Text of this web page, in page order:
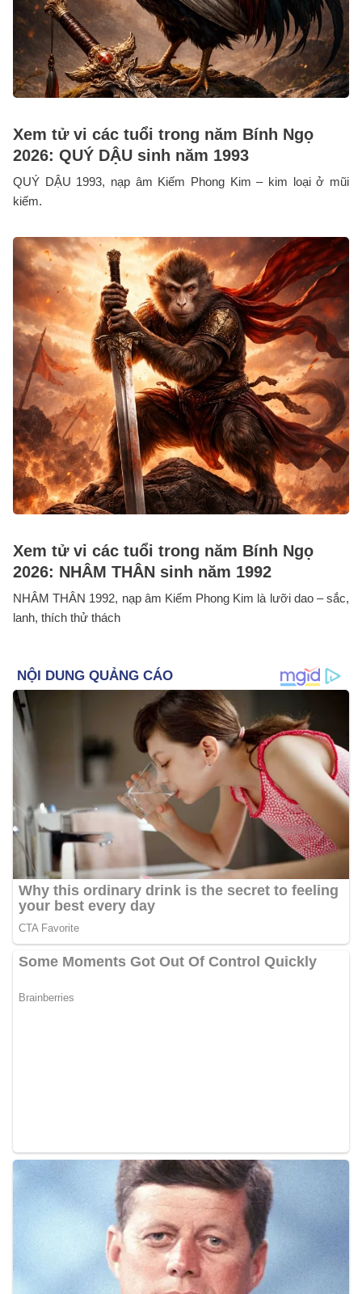
Xem tử vi các tuổi trong năm Bính Ngọ
2026: QUÝ DẬU sinh năm 1993
QUÝ DẬU 1993, nạp âm Kiếm Phong Kim – kim loại ở mũi
kiếm.
Xem tử vi các tuổi trong năm Bính Ngọ
2026: NHÂM THÂN sinh năm 1992
NHÂM THÂN 1992, nạp âm Kiếm Phong Kim là lưỡi dao – sắc,
lanh, thích thử thách